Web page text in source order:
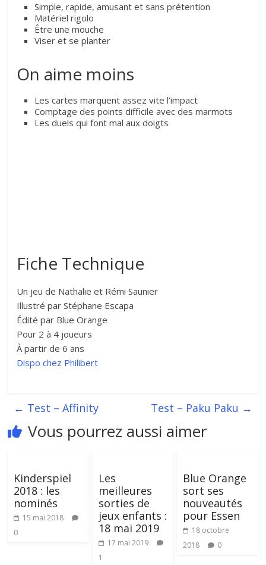
Simple, rapide, amusant et sans prétention
Matériel rigolo
Être une mouche
Viser et se planter
On aime moins
Les cartes marquent assez vite l’impact
Comptage des points difficile avec des marmots
Les duels qui font mal aux doigts
Fiche Technique
Un jeu de Nathalie et Rémi Saunier
Illustré par Stéphane Escapa
Édité par Blue Orange
Pour 2 à 4 joueurs
À partir de 6 ans
Dispo chez Philibert
← Test – Affinity Test – Paku Paku →
Vous pourrez aussi aimer
Kinderspiel
2018 : les
nominés
15 mai 2018
0
Les
meilleures
sorties de
jeux enfants :
18 mai 2019
17 mai 2019
1
Blue Orange
sort ses
nouveautés
pour Essen
18 octobre
2018
0